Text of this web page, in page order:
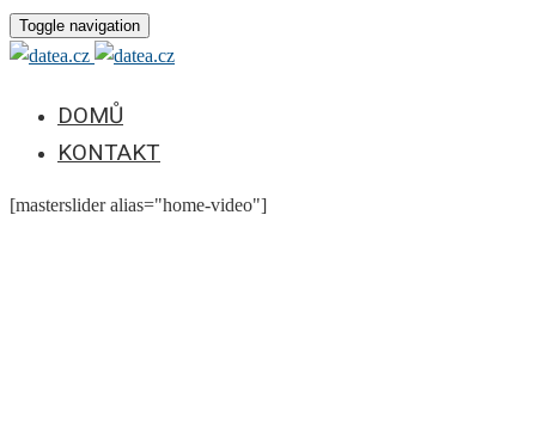
Toggle navigation
DOMŮ
KONTAKT
[masterslider alias="home-video"]